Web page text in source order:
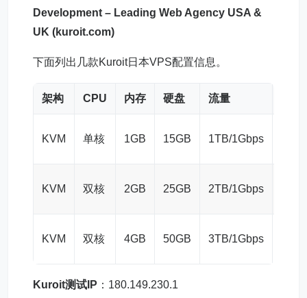
Development – Leading Web Agency USA &
UK (kuroit.com)
下面列出几款Kuroit日本VPS配置信息。
架构 CPU 内存 硬盘 流量
KVM 单核 1GB 15GB 1TB/1Gbps
KVM 双核 2GB 25GB 2TB/1Gbps
KVM 双核 4GB 50GB 3TB/1Gbps
Kuroit测试IP ：180.149.230.1